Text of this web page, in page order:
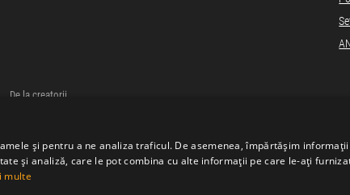
De la creatorii
și pentru a ne analiza traficul. De asemenea, împărtășim
și analiză, care le pot combina cu alte informații pe care le-ați
multe